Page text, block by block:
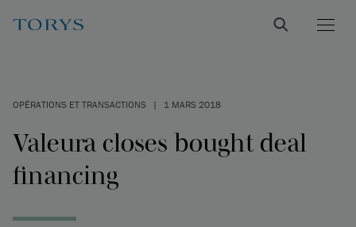
OPÉRATIONS ET TRANSACTIONS | 1 MARS 2018
Valeura closes bought deal
financing